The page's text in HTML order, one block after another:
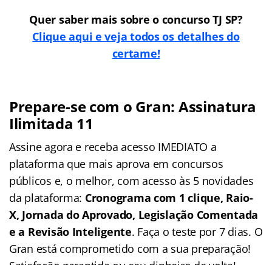
Quer saber mais sobre o concurso TJ SP?
Clique aqui e veja todos os detalhes do
certame!
Prepare-se com o Gran: Assinatura
Ilimitada 11
Assine agora e receba acesso IMEDIATO a
plataforma que mais aprova em concursos
públicos e, o melhor, com acesso às 5 novidades
da plataforma: Cronograma com 1 clique, Raio-
X, Jornada do Aprovado, Legislação Comentada
e a Revisão Inteligente. Faça o teste por 7 dias. O
Gran está comprometido com a sua preparação!